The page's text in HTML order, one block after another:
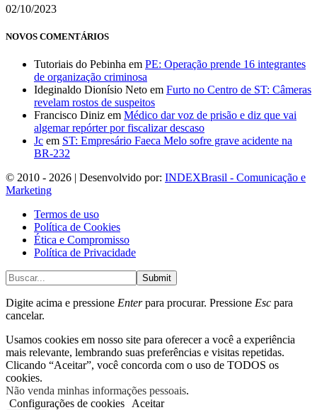
02/10/2023
NOVOS COMENTÁRIOS
Tutoriais do Pebinha em PE: Operação prende 16 integrantes
de organização criminosa
Ideginaldo Dionísio Neto em Furto no Centro de ST: Câmeras
revelam rostos de suspeitos
Francisco Diniz em Médico dar voz de prisão e diz que vai
algemar repórter por fiscalizar descaso
Jc em ST: Empresário Faeca Melo sofre grave acidente na
BR-232
© 2010 - 2026 | Desenvolvido por: INDEXBrasil - Comunicação e
Marketing
Termos de uso
Política de Cookies
Ética e Compromisso
Política de Privacidade
Submit
Digite acima e pressione Enterpara procurar. Pressione Esc para
cancelar.
Usamos cookies em nosso site para oferecer a você a experiência
mais relevante, lembrando suas preferências e visitas repetidas.
Clicando “Aceitar”, você concorda com o uso de TODOS os
cookies.
Não venda minhas informações pessoais.
Configurações de cookies
Aceitar